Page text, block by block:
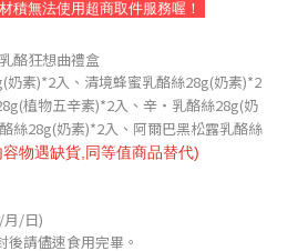
積無法使用超商取件服務喔！
酪狂想曲禮盒
奶素)*2入、清境蜂蜜乳酪絲28g(奶素)*2
植物五辛素)*2入 、 辛‧ 乳酪絲28g(奶
絲28g(奶素)*2入 、阿爾巴黑松露乳酪絲
容物遇缺貨,同等值商品替代)
月/日)
請儘速食用完畢。